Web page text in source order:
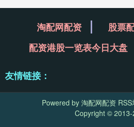
淘配网配资
股票
配资港股一览表今日大盘
友情链接：
Powered by 淘配网配资
Copyright © 2013-